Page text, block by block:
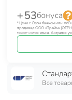
+ 53бонуса
*Цена с Озон банком или WB
продавца ООО «Прайм» (ОГРН
может изменяться.
Все